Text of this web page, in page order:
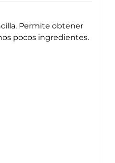
Permite obtener
pocos ingredientes.